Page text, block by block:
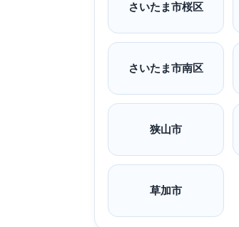
さいたま市桜区
さいたま市南区
狭山市
草加市